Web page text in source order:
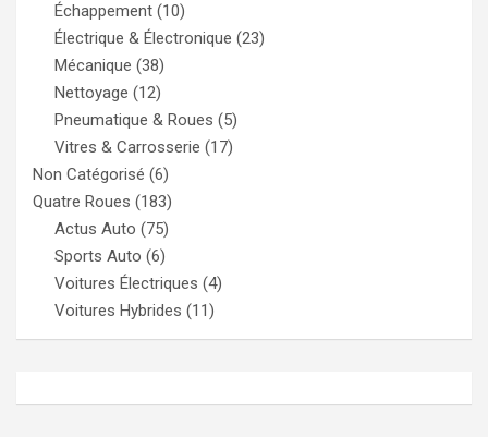
Échappement (10)
Électrique & Électronique (23)
Mécanique (38)
Nettoyage (12)
Pneumatique & Roues (5)
Vitres & Carrosserie (17)
Non Catégorisé (6)
Quatre Roues (183)
Actus Auto (75)
Sports Auto (6)
Voitures Électriques (4)
Voitures Hybrides (11)